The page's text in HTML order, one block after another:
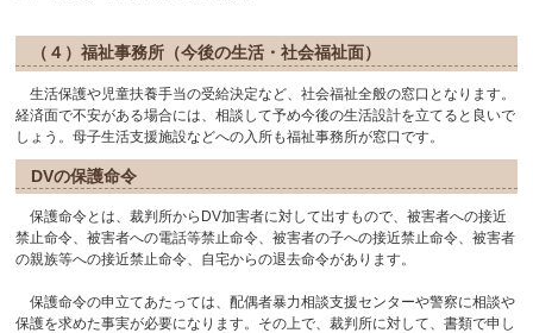
（４）福祉事務所（今後の生活・社会福祉面）
生活保護や児童扶養手当の受給決定など、社会福祉全般の窓口となります。
経済面で不安がある場合には、相談して予め今後の生活設計を立てると良いで
しょう。母子生活支援施設などへの入所も福祉事務所が窓口です。
DVの保護命令
保護命令とは、裁判所からDV加害者に対して出すもので、被害者への接近
禁止命令、被害者への電話等禁止命令、被害者の子への接近禁止命令、被害者
の親族等への接近禁止命令、自宅からの退去命令があります。
保護命令の申立てあたっては、配偶者暴力相談支援センターや警察に相談や
保護を求めた事実が必要になります。その上で、裁判所に対して、書類で申し